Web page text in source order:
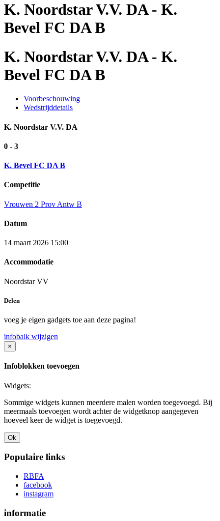
K. Noordstar V.V. DA - K.
Bevel FC DA B
K. Noordstar V.V. DA - K.
Bevel FC DA B
Voorbeschouwing
Wedstrijddetails
K. Noordstar V.V. DA
0 - 3
K. Bevel FC DA B
Competitie
Vrouwen 2 Prov Antw B
Datum
14 maart 2026 15:00
Accommodatie
Noordstar VV
Delen
voeg je eigen gadgets toe aan deze pagina!
infobalk wijzigen
×
Infoblokken toevoegen
Widgets:
Sommige widgets kunnen meerdere malen worden toegevoegd. Bij
meermaals toevoegen wordt achter de widgetknop aangegeven
hoeveel keer de widget is toegevoegd.
Ok
Populaire links
RBFA
facebook
instagram
informatie